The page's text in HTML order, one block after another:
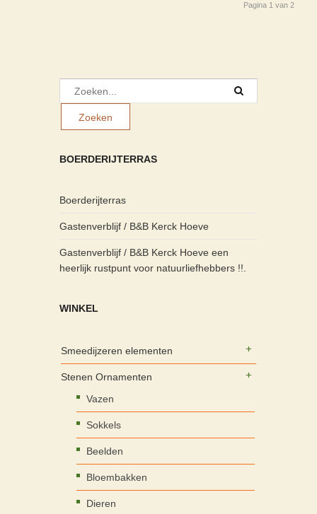
Pagina 1 van 2
BOERDERIJTERRAS
Boerderijterras
Gastenverblijf / B&B Kerck Hoeve
Gastenverblijf / B&B Kerck Hoeve een
heerlijk rustpunt voor natuurliefhebbers !!.
WINKEL
Smeedijzeren elementen
Stenen Ornamenten
Vazen
Sokkels
Beelden
Bloembakken
Dieren